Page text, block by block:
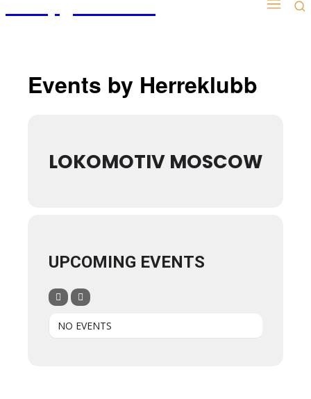
Events by Herreklubb
LOKOMOTIV MOSCOW
UPCOMING EVENTS
NO EVENTS